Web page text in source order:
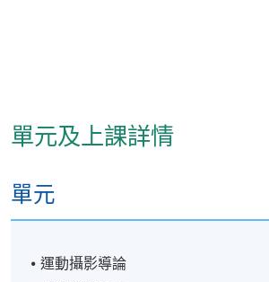
單元及上課詳情
單元
運動攝影導論